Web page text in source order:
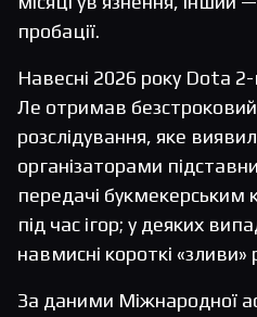
пробації.
Навесні 2026 року Dota
Ле отримав безстроковий
розслідування, яке
організаторами
передачі букмекерським
під час ігор; у деяких
навмисні короткі «зливи»
За даними Міжнародної